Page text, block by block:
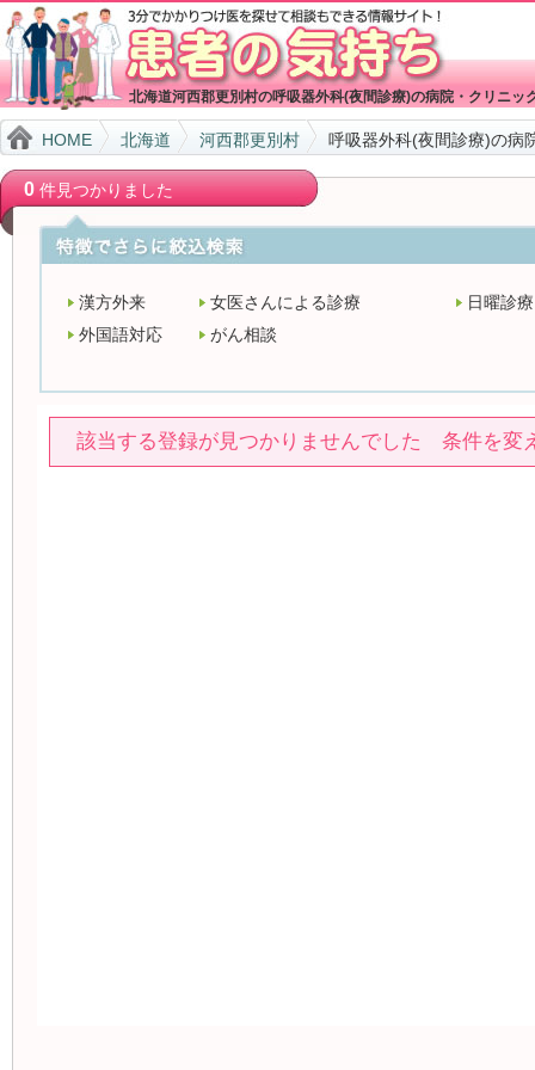
北海道河西郡更別村の呼吸器外科(夜間診療)の病院・クリニッ
HOME 北海道 河西郡更別村 呼吸器外科(夜間診療)の病
0件見つかりました
漢方外来 女医さんによる診療
日曜診療
外国語対応
がん相談
該当する登録が見つかりませんでした 条件を